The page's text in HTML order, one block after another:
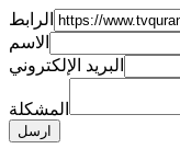
الرابط
الاسم
البريد الإلكتروني
المشكلة
ارسل